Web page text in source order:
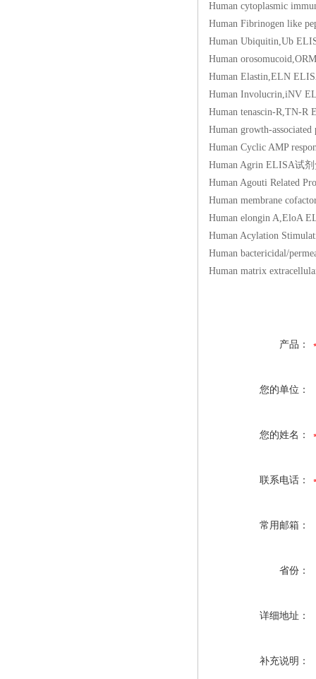
Human cytoplasmic
Human Fibrinogen like
Human Ubiquitin,Ub
Human
Human Elastin,ELN
Human Involucrin,iNV
Human tenascin-R,TN-
Human growth-
Human Cyclic AMP
Human Agrin ELISA试
Human Agouti Related
Human membrane
Human elongin A,EloA
Human Acylation
Human bactericidal/
Human matrix
产品：
您的单位：
您的姓名：
联系电话：
常用邮箱：
省份：
详细地址：
补充说明：